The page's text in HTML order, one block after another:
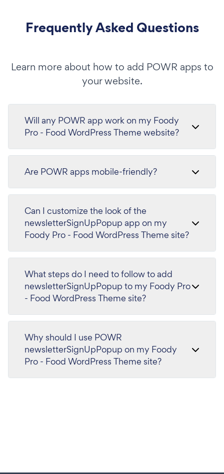
Frequently Asked Questions
Learn more about how to add POWR apps to
your website.
Will any POWR app work on my Foody
Pro - Food WordPress Theme website?
Are POWR apps mobile-friendly?
Can I customize the look of the
newsletterSignUpPopup app on my
Foody Pro - Food WordPress Theme site?
What steps do I need to follow to add
newsletterSignUpPopup to my Foody Pro
- Food WordPress Theme site?
Why should I use POWR
newsletterSignUpPopup on my Foody
Pro - Food WordPress Theme site?